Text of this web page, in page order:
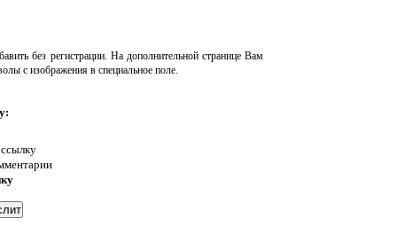
без регистрации. На дополнительной странице Вам
с изображения в специальное поле.